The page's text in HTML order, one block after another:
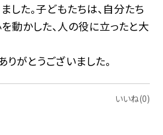
した。子どもたちは、自分たち
動かした、人の役に立ったと大
がとうございました。
いいね(0)